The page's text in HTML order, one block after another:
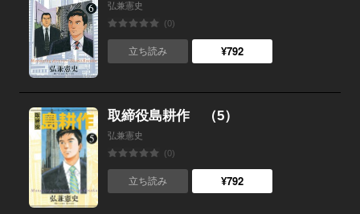
弘兼憲史
(0)
立ち読み ¥792
取締役島耕作 （5）
弘兼憲史
(0)
立ち読み ¥792